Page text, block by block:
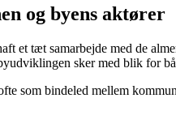
og byens aktører
et tæt samarbejde med de
sker med blik for
som bindeled mellem